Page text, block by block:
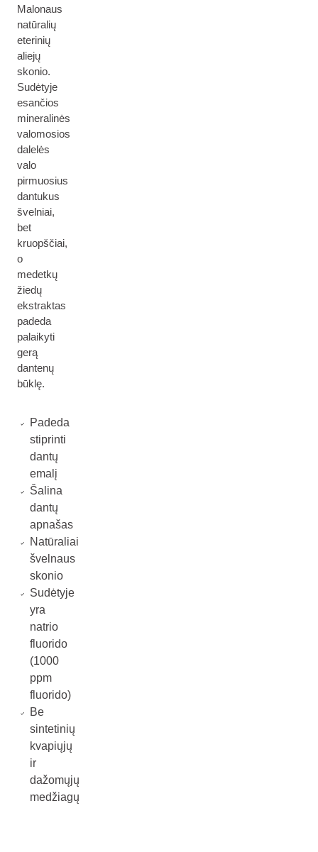
Malonaus
natūralių
eterinių
aliejų
skonio.
Sudėtyje
esančios
mineralinės
valomosios
dalelės
valo
pirmuosius
dantukus
švelniai,
bet
kruopščiai,
o
medetkų
žiedų
ekstraktas
padeda
palaikyti
gerą
dantenų
būklę.
Padeda
stiprinti
dantų
emalį
Šalina
dantų
apnašas
Natūraliai
švelnaus
skonio
Sudėtyje
yra
natrio
fluorido
(1000
ppm
fluorido)
Be
sintetinių
kvapiųjų
ir
dažomųjų
medžiagų